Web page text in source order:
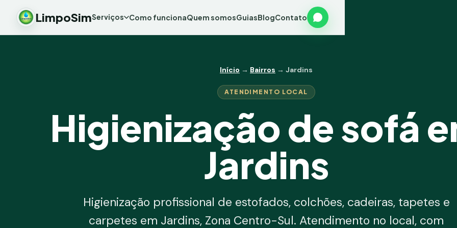
LimpoSimServiços Como funcionaQuem somosGuiasBlogContato
Início → Bairros → Jardins
ATENDIMENTO LOCAL
Higienização de sofá
Jardins
Higienização profissional de estofados, colchões, cadeiras, tapetes e
carpetes em Jardins, Zona Centro-Sul. Atendimento no local, com